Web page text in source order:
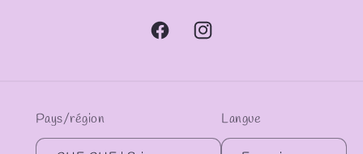
FacebookInstagram
Pays/région Langue